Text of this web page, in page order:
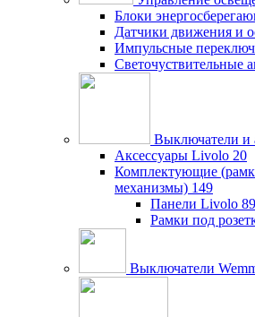
Блоки
Датчики движения и
Импульсные
Светочуствительные
Выключатели и
Аксессуары Livolo 20
Комплектующие
механизмы) 149
Панели Livolo 89
Рамки под
Выключатели